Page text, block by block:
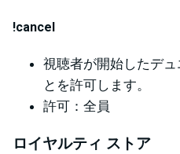
!cancel
視聴者が開始したデ
とを許可します。
許可：全員
ロイヤルティ ストア